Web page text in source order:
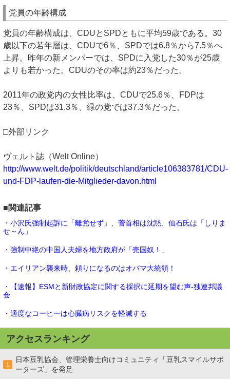
党員の年齢構成
党員の年齢構成は、CDUとSPDともに平均59歳である。30
歳以下の若年層は、CDUで6％、SPDでは6.8％から7.5％へ
上昇。昨年の新メンバーでは、SPDに入党した30％が25歳
よりも若かった。CDUのその率は約23％だった。
2011年の政党内の女性比率は、CDUで25.6％、FDPは
23％、SPDは31.3％、緑の党では37.3％だった。
□外部リンク
ヴェルト誌（Welt Online）
http://www.welt.de/politik/deutschland/article106383781/CDU-
und-FDP-laufen-die-Mitglieder-davon.html
■関連記事
・小沢氏強制起訴に「離党せず」、菅首相は沈黙、仙石氏は「しりま
せ～ん」
・強制中絶の中国人夫婦を地方政府が「売国奴！」
・エイリアン襲来時、頼りになるのはオバマ大統領！
・【速報】ESMと新財政協定に関する採択に延期を望む声-独連邦議
会
・適度なコーヒーは心臓病リスクを軽減する
アクセスランキング
1
日本豆乳協会、管理栄養士向けコミュニティ「豆乳スマイルサポ
ーターズ」を発足